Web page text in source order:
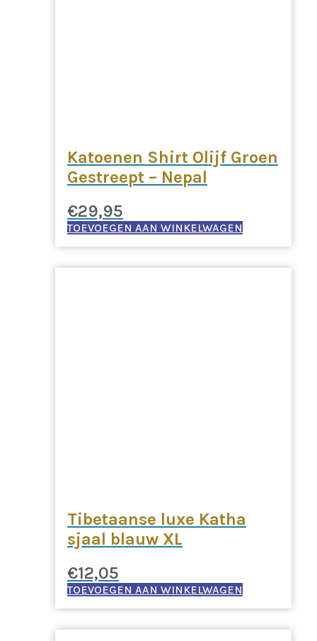
Katoenen Shirt Olijf Groen
Gestreept – Nepal
€29,95
TOEVOEGEN AAN WINKELWAGEN
Tibetaanse luxe Katha
sjaal blauw XL
€12,05
TOEVOEGEN AAN WINKELWAGEN